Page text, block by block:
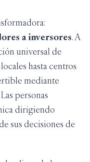
a inversores. A
universal de
hasta centros
mediante
personas
dirigiendo
sus decisiones de